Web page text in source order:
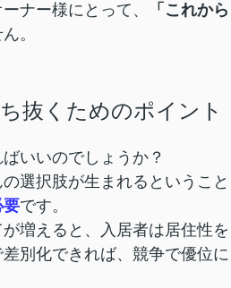
ナー様にとって、
「これから
。
抜くためのポイント
いいのでしょうか？
選択肢が生まれるということ
要です。
増えると、入居者は居住性を
別化できれば、競争で優位に